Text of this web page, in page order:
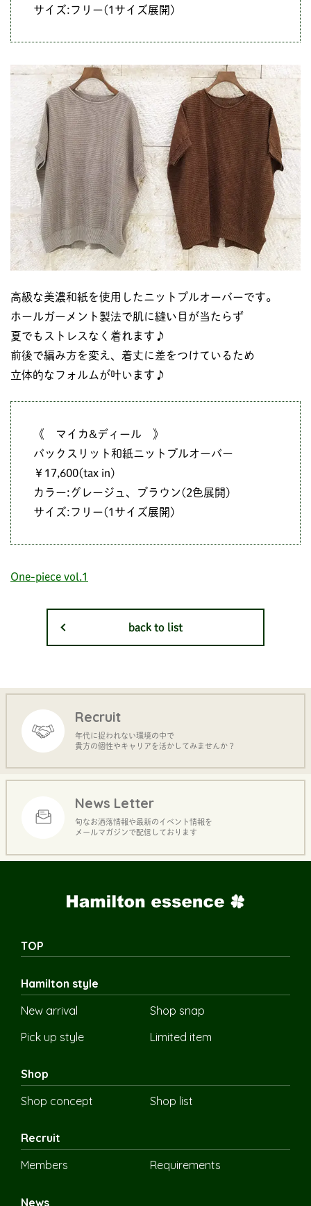
サイズ:フリー(1サイズ展開)
高級な美濃和紙を使用したニットプルオーバーです。
ホールガーメント製法で肌に縫い目が当たらず
夏でもストレスなく着れます♪
前後で編み方を変え、着丈に差をつけているため
立体的なフォルムが叶います♪
《 マイカ&ディール 》
バックスリット和紙ニットプルオーバー
￥17,600(tax in)
カラー:グレージュ、ブラウン(2色展開)
サイズ:フリー(1サイズ展開)
One-piece vol.1
back to list
Recruit
年代に捉われない環境の中で
貴方の個性やキャリアを活かしてみませんか？
News Letter
旬なお洒落情報や最新のイベント情報を
メールマガジンで配信しております
TOP
Hamilton style
New arrival
Shop snap
Pick up style
Limited item
Shop
Shop concept
Shop list
Recruit
Members
Requirements
News